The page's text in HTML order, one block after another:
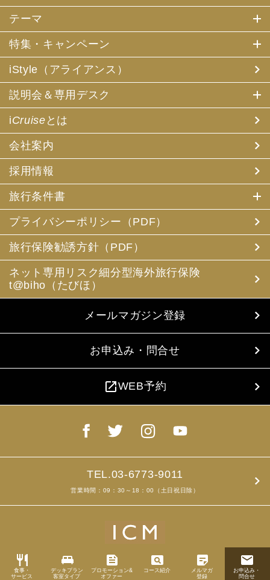
restaurant
食事・
サービス
king_bed
デッキプラン
客室タイプ
feed
プロモーション&
オファー
pageview
コース紹介
sticky_note_2
メルマガ
登録
email
お申込み・
問合せ
テーマ
特集・キャンペーン
iStyle（アライアンス）
説明会＆専用デスク
iCruise とは
会社案内
採用情報
旅行条件書
プライバシーポリシー（PDF）
旅行保険勧誘方針（PDF）
ネット専用リスク細分型海外旅行保険
t@biho（たびほ）
メールマガジン登録
お申込み・問合せ
open_in_newWEB予約
TEL.03-6773-9011
営業時間：09：30～18：00（土日祝日除）
Copyright ©2019